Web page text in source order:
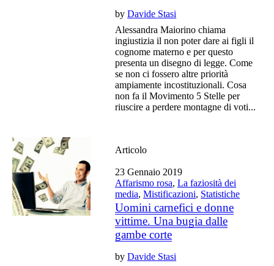
byDavide Stasi
Alessandra Maiorino chiama
ingiustizia il non poter dare ai figli il
cognome materno e per questo
presenta un disegno di legge. Come
se non ci fossero altre priorità
ampiamente incostituzionali. Cosa
non fa il Movimento 5 Stelle per
riuscire a perdere montagne di voti...
Articolo
23 Gennaio 2019
Affarismo rosa,La faziosità dei
media,Mistificazioni, Statistiche
Uomini carnefici e donne
vittime. Una bugia dalle
gambe corte
byDavide Stasi